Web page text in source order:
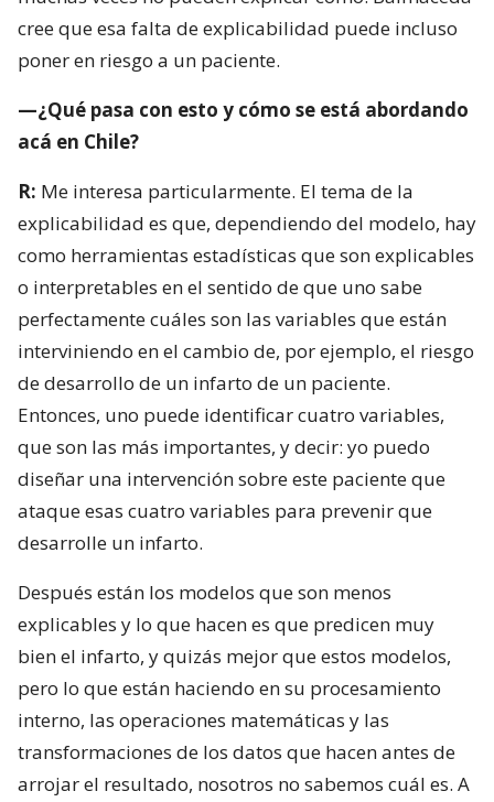
cree que esa falta de explicabilidad puede incluso
poner en riesgo a un paciente.
—¿Qué pasa con esto y cómo se está abordando
acá en Chile?
R: Me interesa particularmente. El tema de la
explicabilidad es que, dependiendo del modelo, hay
como herramientas estadísticas que son explicables
o interpretables en el sentido de que uno sabe
perfectamente cuáles son las variables que están
interviniendo en el cambio de, por ejemplo, el riesgo
de desarrollo de un infarto de un paciente.
Entonces, uno puede identificar cuatro variables,
que son las más importantes, y decir: yo puedo
diseñar una intervención sobre este paciente que
ataque esas cuatro variables para prevenir que
desarrolle un infarto.
Después están los modelos que son menos
explicables y lo que hacen es que predicen muy
bien el infarto, y quizás mejor que estos modelos,
pero lo que están haciendo en su procesamiento
interno, las operaciones matemáticas y las
transformaciones de los datos que hacen antes de
arrojar el resultado, nosotros no sabemos cuál es. A